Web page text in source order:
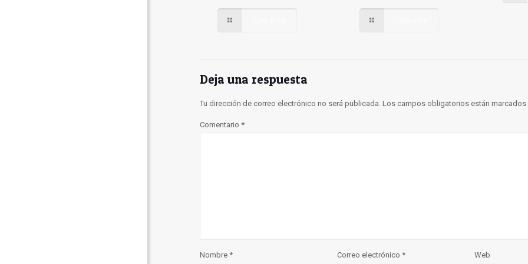
Deja una respuesta
Tu dirección de correo electrónico no será publicada. Los campos obligatorios están marcados
Comentario *
Nombre * Correo electrónico * Web